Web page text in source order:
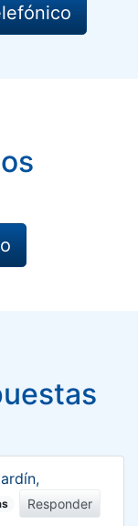
Responder